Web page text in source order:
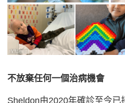
不放棄任何一個治病機會
Sheldon由2020年確診至今已